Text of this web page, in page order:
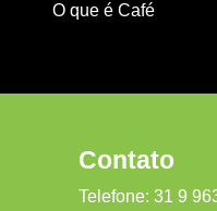
O que é Café
Contato
Telefone: 31 9